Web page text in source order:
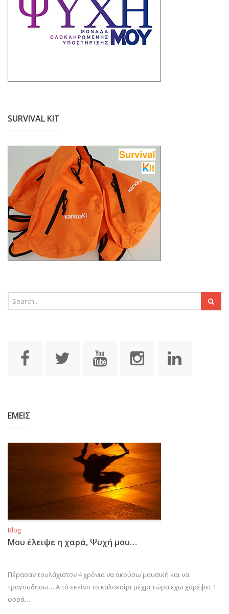
SURVIVAL KIT
ΕΜΕΙΣ
Blog
Μου έλειψε η χαρά, Ψυχή μου…
Πέρασαν τουλάχιστον 4 χρόνια να ακούσω μουσική και να
τραγουδήσω… Από εκείνο το καλοκαίρι μέχρι τώρα έχω χορέψει 1
φορά…